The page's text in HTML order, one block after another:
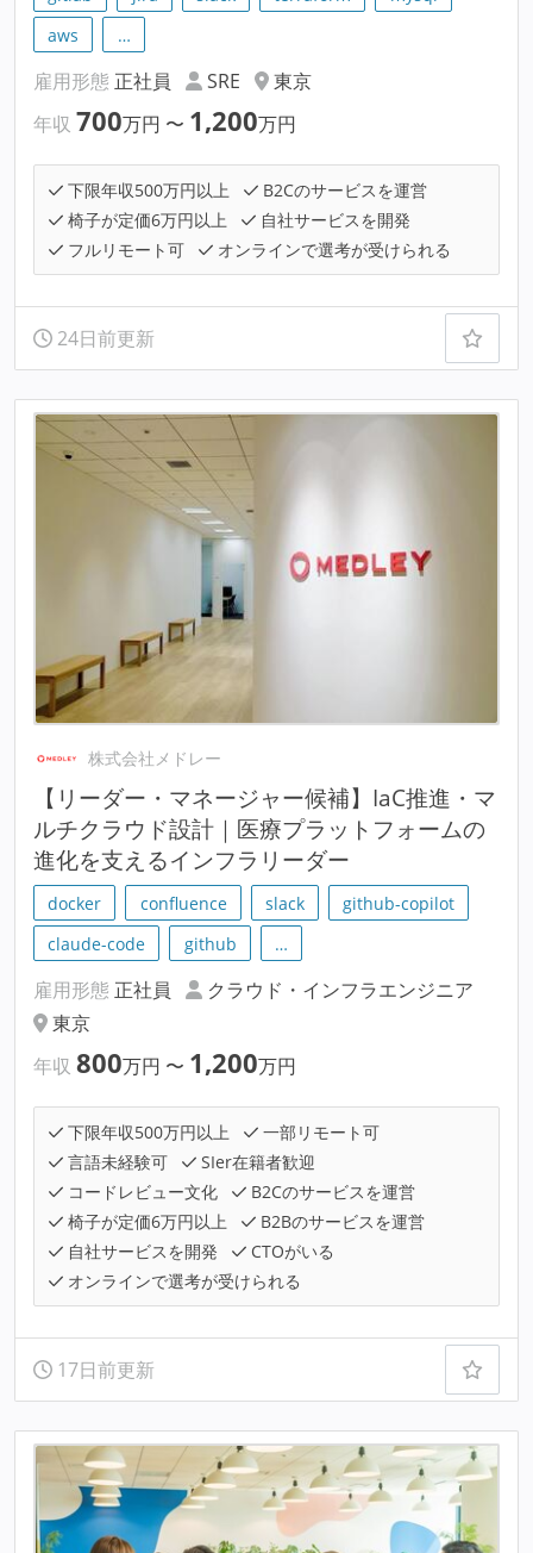
aws
…
雇用形態 正社員 SRE
東京
年収 700万円 〜 1,200万円
下限年収500万円以上
B2Cのサービスを運営
椅子が定価6万円以上
自社サービスを開発
フルリモート可
オンラインで選考が受けられる
24日前更新
株式会社メドレー
【リーダー・マネージャー候補】IaC推進・マ
ルチクラウド設計｜医療プラットフォームの
進化を支えるインフラリーダー
docker confluence slack
github-copilot
claude-code
github …
雇用形態 正社員
クラウド・インフラエンジニア
東京
年収 800万円 〜 1,200万円
下限年収500万円以上
一部リモート可
言語未経験可
SIer在籍者歓迎
コードレビュー文化
B2Cのサービスを運営
椅子が定価6万円以上
B2Bのサービスを運営
自社サービスを開発
CTOがいる
オンラインで選考が受けられる
17日前更新